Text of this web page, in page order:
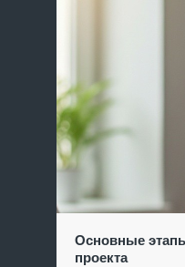
Основные
проекта